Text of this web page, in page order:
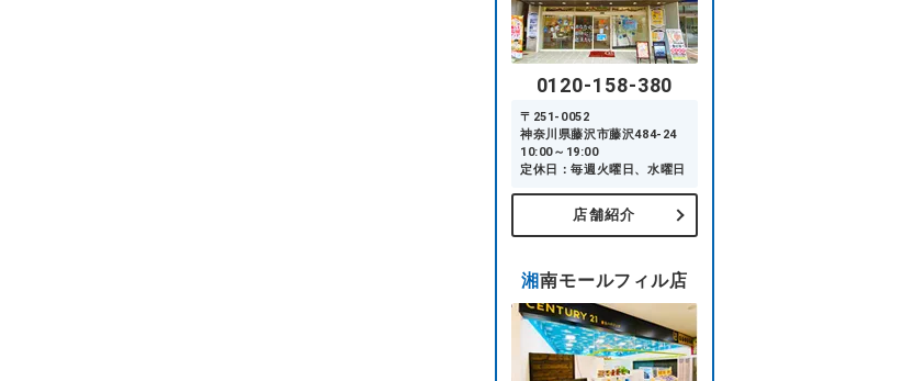
0120-158-380
〒251-0052
神奈川県藤沢市藤沢484-24
10:00～19:00
定休日：毎週火曜日、水曜日
店舗紹介
湘南モールフィル店